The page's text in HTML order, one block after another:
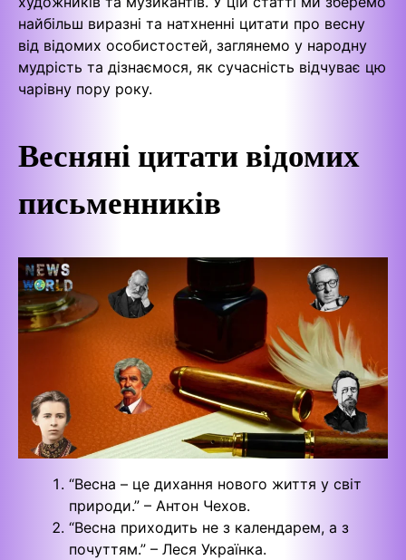
найбільш виразні та натхненні цитати про весну
від відомих особистостей, заглянемо у народну
мудрість та дізнаємося, як сучасність відчуває цю
чарівну пору року.
Весняні цитати відомих
письменників
“Весна – це дихання нового життя у світ
природи.” – Антон Чехов.
“Весна приходить не з календарем, а з
почуттям.” – Леся Українка.